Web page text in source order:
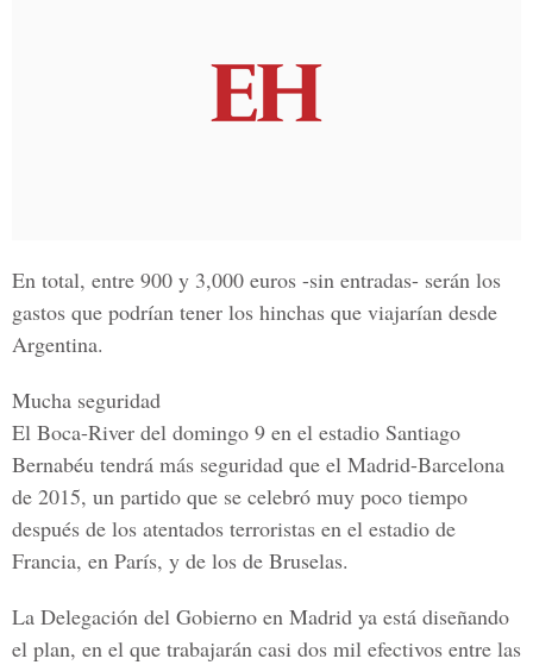
En total, entre 900 y 3,000 euros -sin entradas- serán los
gastos que podrían tener los hinchas que viajarían desde
Argentina.
Mucha seguridad
El Boca-River del domingo 9 en el estadio Santiago
Bernabéu tendrá más seguridad que el Madrid-Barcelona
de 2015, un partido que se celebró muy poco tiempo
después de los atentados terroristas en el estadio de
Francia, en París, y de los de Bruselas.
La Delegación del Gobierno en Madrid ya está diseñando
el plan, en el que trabajarán casi dos mil efectivos entre las